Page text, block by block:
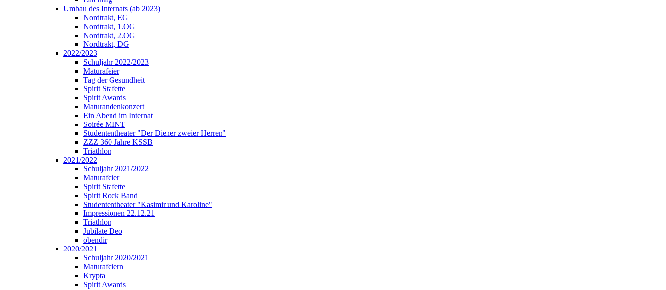
Umbau des Internats (ab 2023)
Nordtrakt, EG
Nordtrakt, 1.OG
Nordtrakt, 2.OG
Nordtrakt, DG
2022/2023
Schuljahr 2022/2023
Maturafeier
Tag der Gesundheit
Spirit Stafette
Spirit Awards
Maturandenkonzert
Ein Abend im Internat
Soirée MINT
Studententheater "Der Diener zweier Herren"
ZZZ 360 Jahre KSSB
Triathlon
2021/2022
Schuljahr 2021/2022
Maturafeier
Spirit Stafette
Spirit Rock Band
Studententheater "Kasimir und Karoline"
Impressionen 22.12.21
Triathlon
Jubilate Deo
obendir
2020/2021
Schuljahr 2020/2021
Maturafeiern
Krypta
Spirit Awards